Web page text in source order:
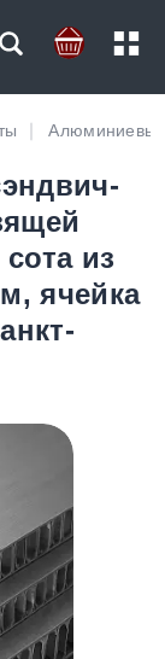
из
ячейка